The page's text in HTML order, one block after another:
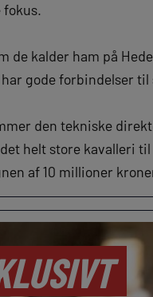
fokus.
de kalder ham på
gode forbindelser
den tekniske
helt store kavalleri
af 10 millioner